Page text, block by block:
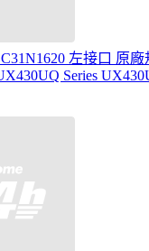
左接口 原
Series